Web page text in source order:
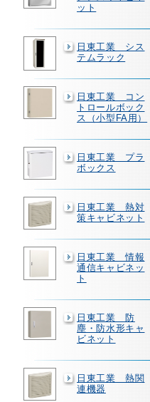
ット
日東工業 シス
テムラック
日東工業 コン
トロールボック
ス（小型FA用）
日東工業 プラ
ボックス
日東工業 熱対
策キャビネット
日東工業 情報
通信キャビネッ
ト
日東工業 防
塵・防水形キャ
ビネット
日東工業 熱関
連機器